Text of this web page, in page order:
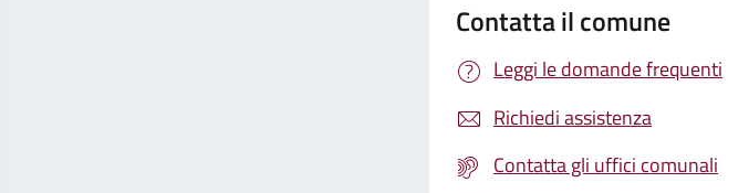
Contatta il comune
Leggi le domande frequenti
Richiedi assistenza
Contatta gli uffici comunali